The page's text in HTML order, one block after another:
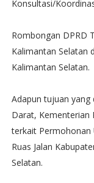
Konsultasi/
Rombongan DPRD
Kalimantan Selatan
Kalimantan Selatan.
Adapun tujuan yang
Darat, Kementerian
terkait Permohonan
Ruas Jalan
Selatan.